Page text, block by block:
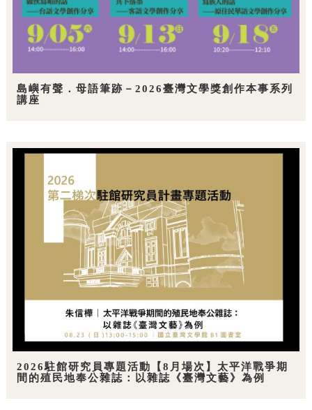
島嶼有聲．母語筆跡－2026臺灣文學獎創作本事系列
講座
2026駐館研究員專題活動【8月場次】太平洋戰爭期
間的殖民地奉公雜誌：以雜誌《臺灣文藝》為例